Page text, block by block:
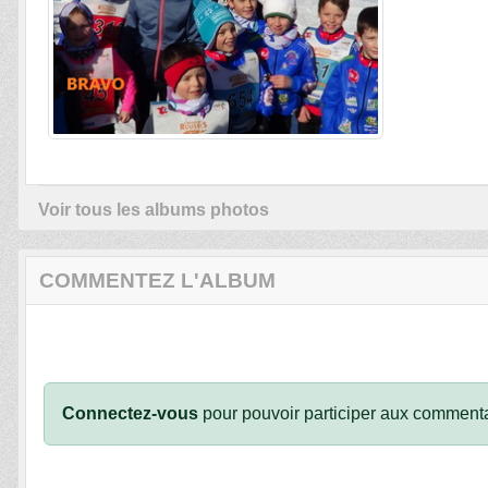
Voir tous les albums photos
COMMENTEZ L'ALBUM
Connectez-vous pour pouvoir participer aux